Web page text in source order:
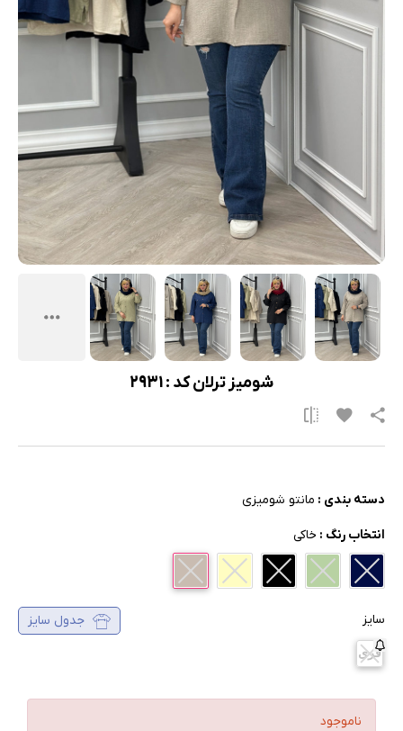
شومیز ترلان کد : 2931
دسته بندی : مانتو شومیزی
انتخاب رنگ : خاکی
سایز جدول سایز
فری
ناموجود